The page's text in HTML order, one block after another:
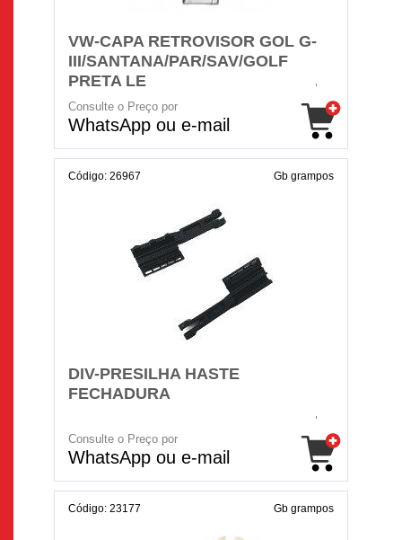
VW-CAPA RETROVISOR GOL G-
III/SANTANA/PAR/SAV/GOLF
PRETA LE
Consulte o Preço por
WhatsApp ou e-mail
Código: 26967 Gb grampos
DIV-PRESILHA HASTE
FECHADURA
Consulte o Preço por
WhatsApp ou e-mail
Código: 23177 Gb grampos